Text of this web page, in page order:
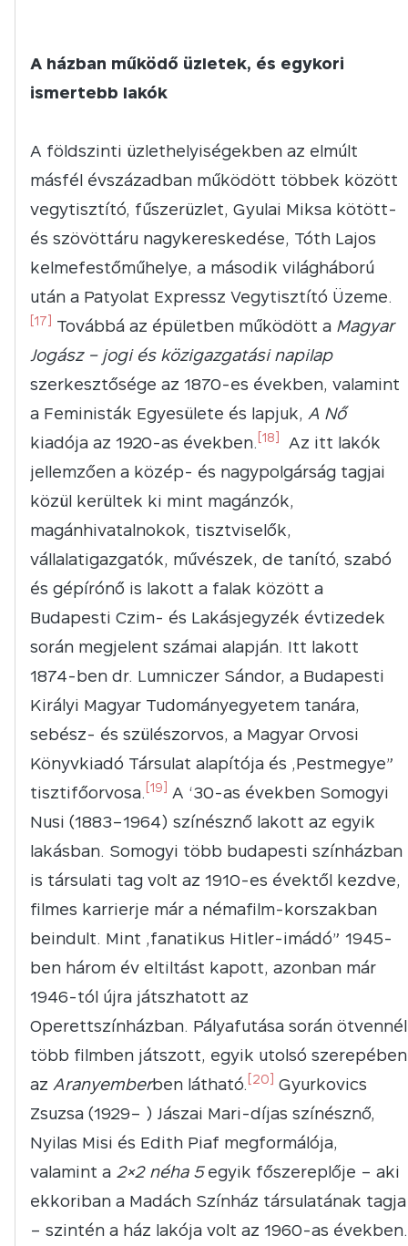
A házban működő üzletek, és egykori
ismertebb lakók
A földszinti üzlethelyiségekben az elmúlt
másfél évszázadban működött többek között
vegytisztító, fűszerüzlet, Gyulai Miksa kötött-
és szövöttáru nagykereskedése, Tóth Lajos
kelmefestőműhelye, a második világháború
után a Patyolat Expressz Vegytisztító Üzeme.
[17] Továbbá az épületben működött a Magyar
Jogász – jogi és közigazgatási napilap
szerkesztősége az 1870-es években, valamint
a Feministák Egyesülete és lapjuk, A Nő
kiadója az 1920-as években. [18]
Az itt lakók
jellemzően a közép- és nagypolgárság tagjai
közül kerültek ki mint magánzók,
magánhivatalnokok, tisztviselők,
vállalatigazgatók, művészek, de tanító, szabó
és gépírónő is lakott a falak között a
Budapesti Czim- és Lakásjegyzék évtizedek
során megjelent számai alapján. Itt lakott
1874-ben dr. Lumniczer Sándor, a Budapesti
Királyi Magyar Tudományegyetem tanára,
sebész- és szülészorvos, a Magyar Orvosi
Könyvkiadó Társulat alapítója és „Pestmegye”
tisztifőorvosa. [19]
A ‘30-as években Somogyi
Nusi (1883–1964) színésznő lakott az egyik
lakásban. Somogyi több budapesti színházban
is társulati tag volt az 1910-es évektől kezdve,
filmes karrierje már a némafilm-korszakban
beindult. Mint „fanatikus Hitler-imádó” 1945-
ben három év eltiltást kapott, azonban már
1946-tól újra játszhatott az
Operettszínházban. Pályafutása során ötvennél
több filmben játszott, egyik utolsó szerepében
az Aranyemberben látható. [20]
Gyurkovics
Zsuzsa (1929– ) Jászai Mari-díjas színésznő,
Nyilas Misi és Edith Piaf megformálója,
valamint a 2×2 néha 5egyik főszereplője – aki
ekkoriban a Madách Színház társulatának tagja
– szintén a ház lakója volt az 1960-as években.